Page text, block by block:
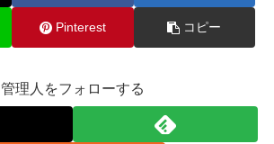
Pinterest コピー
管理人をフォローする